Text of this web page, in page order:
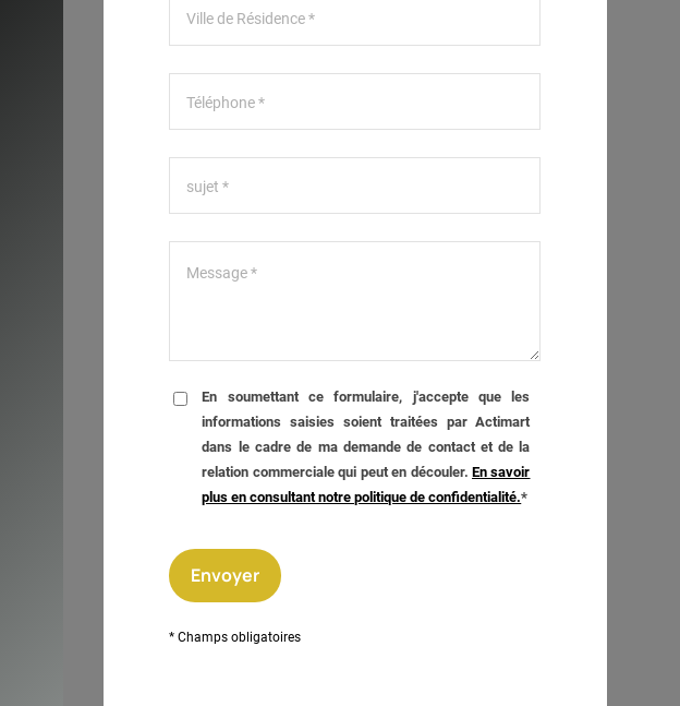
En soumettant ce formulaire, j'accepte que les
informations saisies soient traitées parActimart
dans le cadre de ma demande de contact et de la
relation commerciale qui peut en découler.En savoir
plus en consultant notre politique de confidentialité.*
Envoyer
* Champs obligatoires